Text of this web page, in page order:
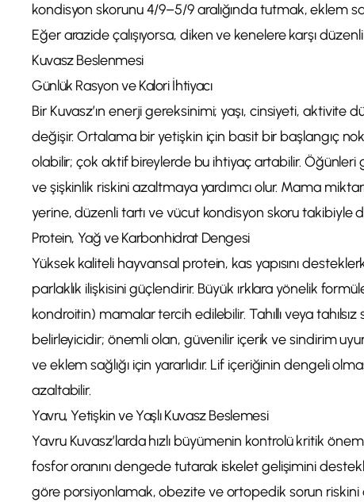
kondisyon skorunu 4/9–5/9 aralığında tutmak, eklem
Eğer arazide çalışıyorsa, diken ve kenelere karşı
Kuvasz Beslenmesi
Günlük Rasyon ve Kalori İhtiyacı
Bir Kuvasz’ın enerji gereksinimi; yaşı, cinsiyeti, aktivite
değişir. Ortalama bir yetişkin için basit bir başlangıç
olabilir; çok aktif bireylerde bu ihtiyaç artabilir. Öğünleri
ve şişkinlik riskini azaltmaya yardımcı olur. Mama
yerine, düzenli tartı ve vücut kondisyon skoru
Protein, Yağ ve Karbonhidrat Dengesi
Yüksek kaliteli hayvansal protein, kas yapısını
parlaklık ilişkisini güçlendirir. Büyük ırklara yönelik
kondroitin) mamalar tercih edilebilir. Tahıllı veya
belirleyicidir; önemli olan, güvenilir içerik ve sindirim
ve eklem sağlığı için yararlıdır. Lif içeriğinin dengeli
azaltabilir.
Yavru, Yetişkin ve Yaşlı Kuvasz Beslemesi
Yavru Kuvasz’larda hızlı büyümenin kontrolü kritik
fosfor oranını dengede tutarak iskelet gelişimini
göre porsiyonlamak, obezite ve ortopedik sorun riskini